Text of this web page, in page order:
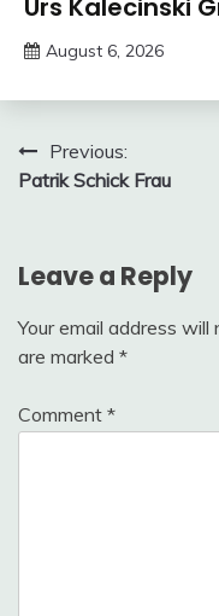
August 6, 2026
Post
navigation
Previous:
Patrik Schick Frau
Leave a Reply
Your email address will
are marked *
Comment *